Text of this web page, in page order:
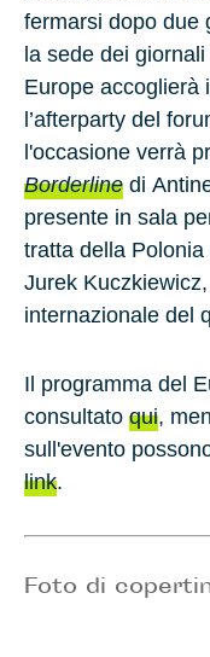
fermarsi dopo due
la sede dei
Europe accoglierà
l’afterparty del
l'occasione verrà
Borderline di
presente in sala
tratta della
Jurek Kuczkiewicz
internazionale del
Il programma del
consultato qui,
sull'evento
link.
Foto di